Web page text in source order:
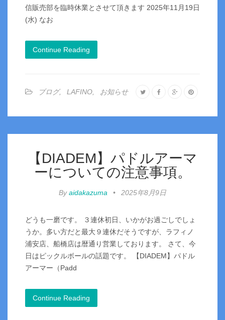
信販売部を臨時休業とさせて頂きます 2025年11月19日
(水) なお
Continue Reading
ブログ, LAFINO お知らせ
【DIADEM】パドルアーマ
ーについての注意事項。
Byaidakazuma • 2025年8月9日
どうも一磨です。 ３連休初日、いかがお過ごしでしょ
うか。多い方だと最大９連休だそうですが、ラフィノ
浦安店、船橋店は暦通り営業しております。 さて、今
日はピックルボールの話題です。 【DIADEM】パドル
アーマー（Padd
Continue Reading